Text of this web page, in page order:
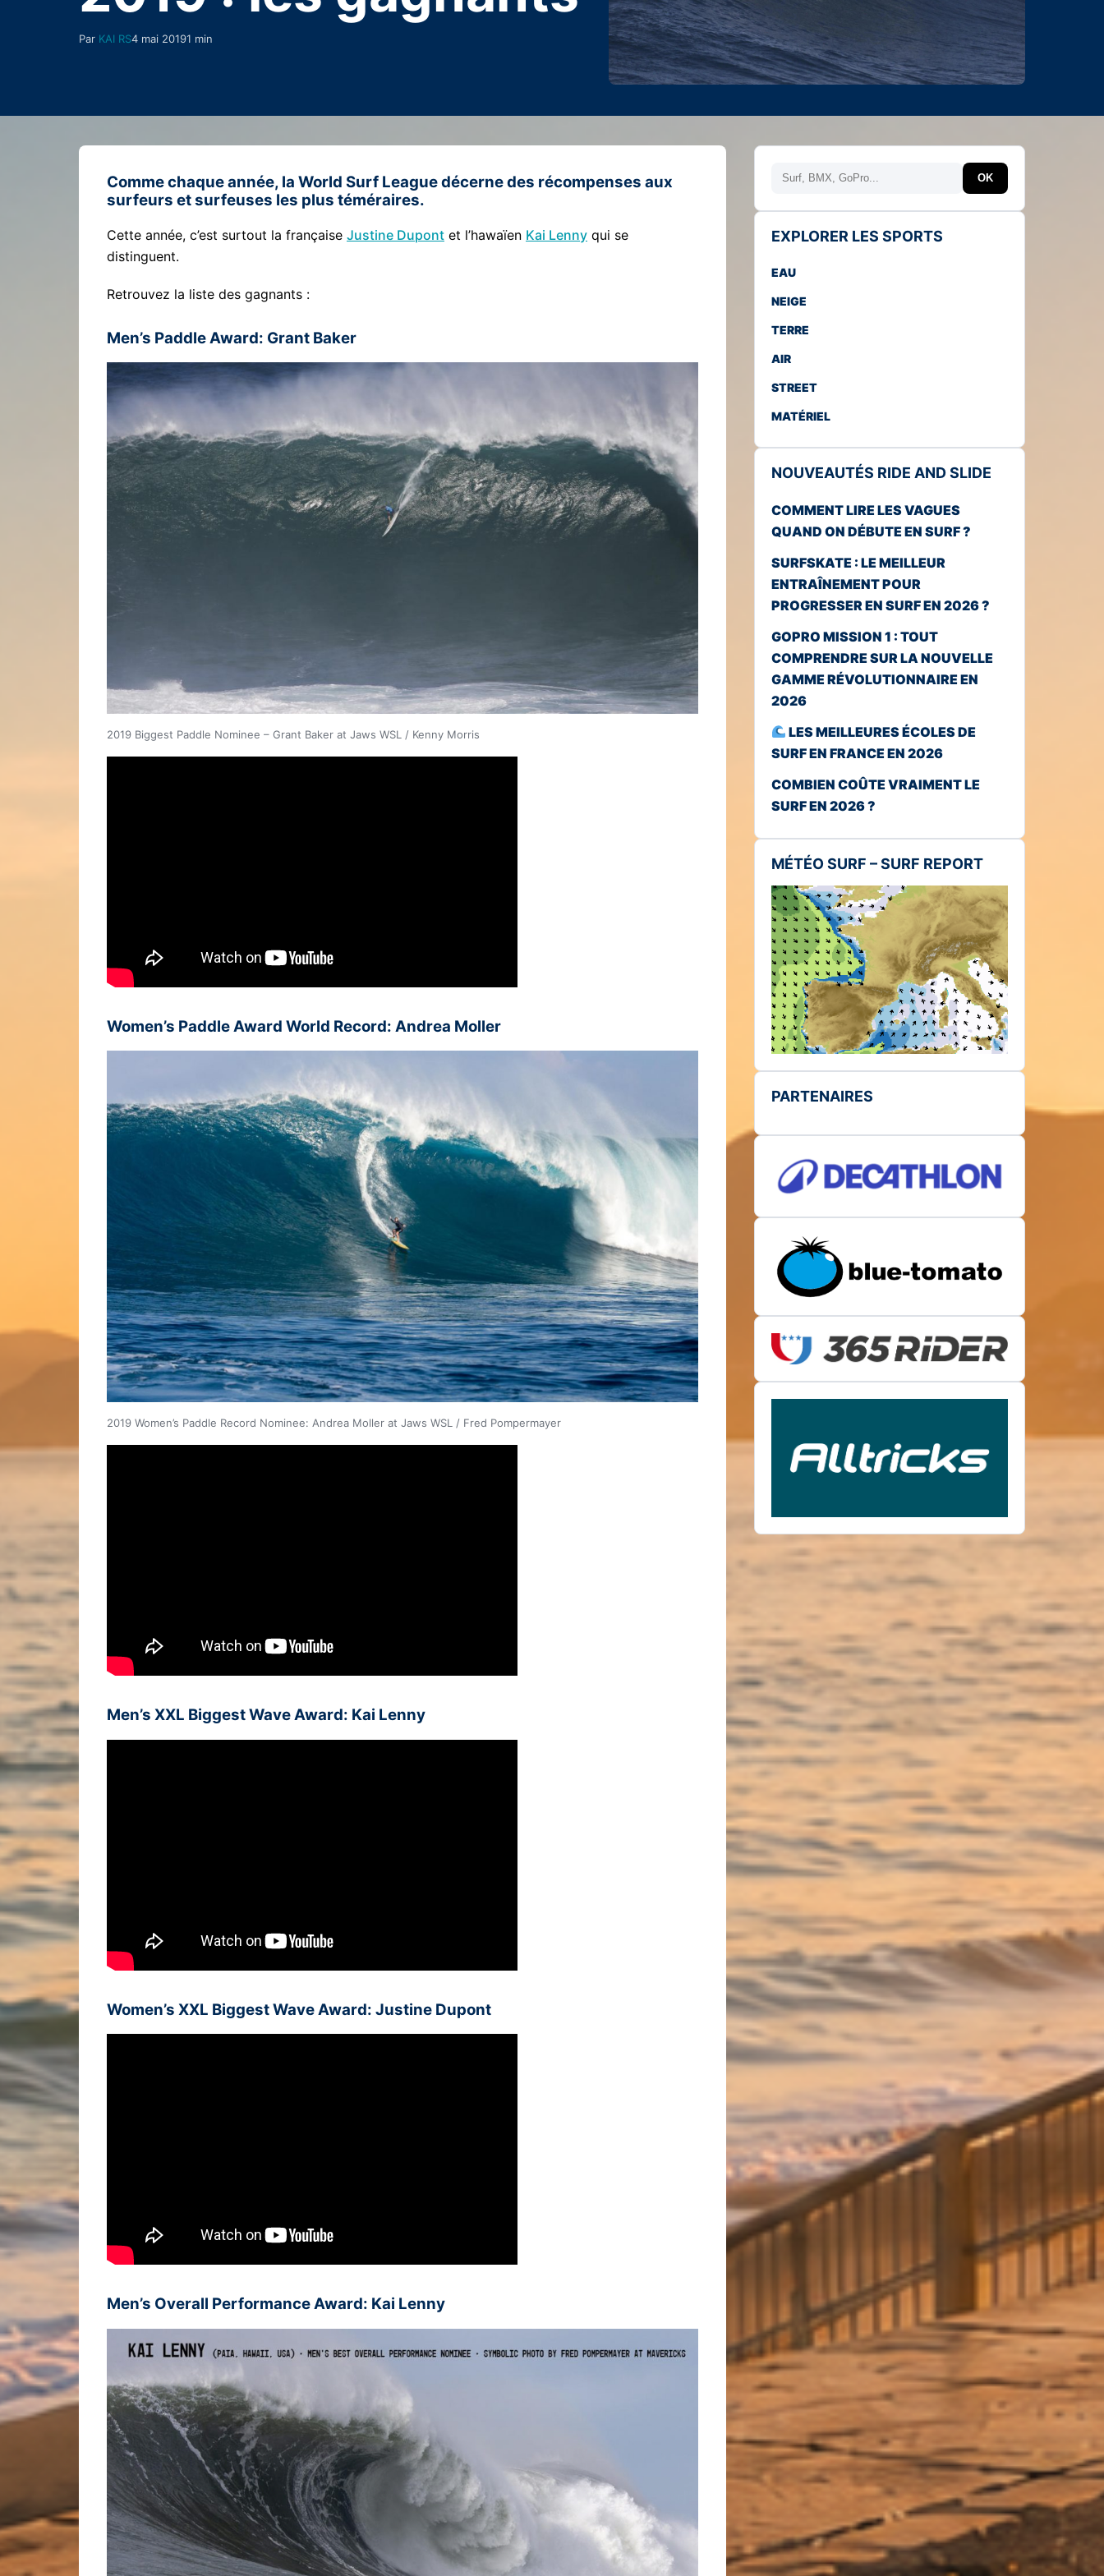
Par KAI RS4 mai 20191 min
Comme chaque année, la World Surf League décerne des récompenses aux
surfeurs et surfeuses les plus téméraires.
Cette année, c’est surtout la française Justine Dupont et l’hawaïen Kai Lenny qui se
distinguent.
Retrouvez la liste des gagnants :
Men’s Paddle Award: Grant Baker
2019 Biggest Paddle Nominee – Grant Baker at Jaws WSL / Kenny Morris
Women’s Paddle Award World Record: Andrea Moller
2019 Women’s Paddle Record Nominee: Andrea Moller at Jaws WSL / Fred Pompermayer
Men’s XXL Biggest Wave Award: Kai Lenny
Women’s XXL Biggest Wave Award: Justine Dupont
Men’s Overall Performance Award: Kai Lenny
Rechercher OK
EXPLORER LES SPORTS
EAU
NEIGE
TERRE
AIR
STREET
MATÉRIEL
NOUVEAUTÉS RIDE AND SLIDE
COMMENT LIRE LES VAGUES
QUAND ON DÉBUTE EN SURF ?
SURFSKATE : LE MEILLEUR
ENTRAÎNEMENT POUR
PROGRESSER EN SURF EN 2026 ?
GOPRO MISSION 1 : TOUT
COMPRENDRE SUR LA NOUVELLE
GAMME RÉVOLUTIONNAIRE EN
2026
LES MEILLEURES ÉCOLES DE
SURF EN FRANCE EN 2026
COMBIEN COÛTE VRAIMENT LE
SURF EN 2026 ?
MÉTÉO SURF – SURF REPORT
PARTENAIRES